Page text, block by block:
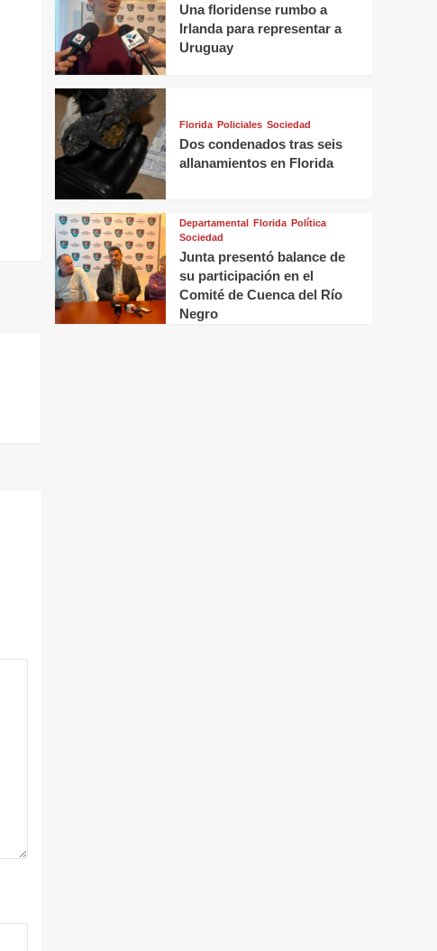
Una floridense rumbo a
Irlanda para representar a
Uruguay
Florida Policiales Sociedad
Dos condenados tras seis
allanamientos en Florida
Departamental Florida Política
Sociedad
Junta presentó balance de
su participación en el
Comité de Cuenca del Río
Negro